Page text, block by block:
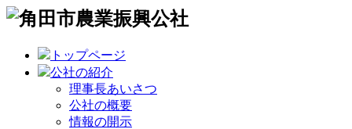
トップページ
公社の紹介
理事長あいさつ
公社の概要
情報の開示